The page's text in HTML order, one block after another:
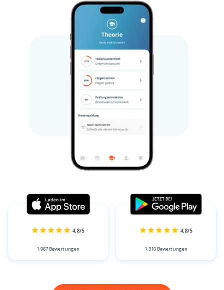
4,8/5
1.967 Bewertungen
4,8/5
1.310 Bewertungen